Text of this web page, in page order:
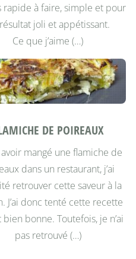
rapide à faire, simple et pour
joli et appétissant.
Ce que j’aime (…)
DE POIREAUX
mangé une flamiche de
dans un restaurant, j’ai
retrouver cette saveur à la
J’ai donc tenté cette recette
bien bonne. Toutefois, je n’ai
pas retrouvé (…)